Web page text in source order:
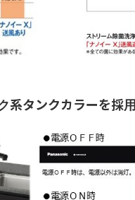
系タンクカラーを採用